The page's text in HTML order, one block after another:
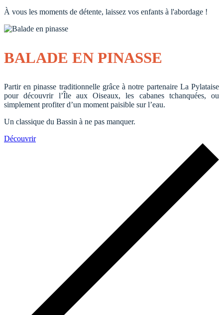
À vous les moments de détente, laissez vos enfants à l'abordage !
BALADE EN PINASSE
Partir en pinasse traditionnelle grâce à notre partenaire La Pylataise
pour découvrir l’Île aux Oiseaux, les cabanes tchanquées, ou
simplement profiter d’un moment paisible sur l’eau.
Un classique du Bassin à ne pas manquer.
Découvrir